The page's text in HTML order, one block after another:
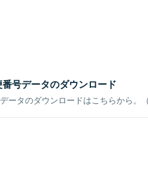
号データのダウンロード
ータのダウンロードはこちらから。